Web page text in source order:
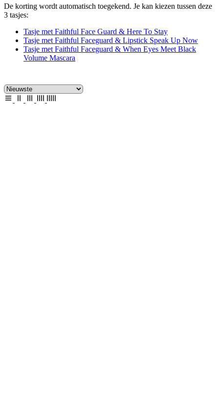
De korting wordt automatisch toegekend. Je kan kiezen tussen deze
3 tasjes:
Tasje met Faithful Face Guard & Here To Stay
Tasje met Faithful Faceguard & Lipstick Speak Up Now
Tasje met Faithful Faceguard & When Eyes Meet Black
Volume Mascara